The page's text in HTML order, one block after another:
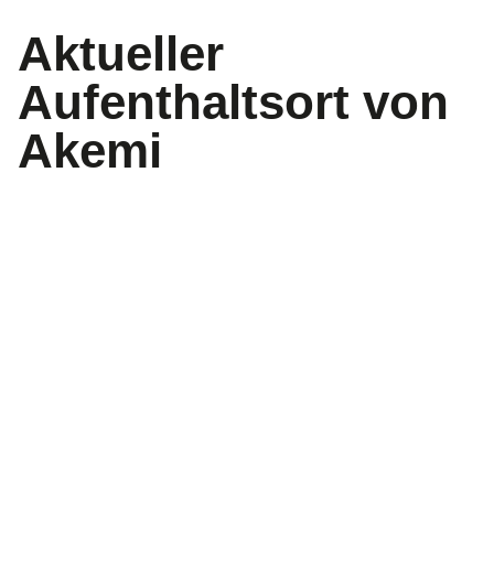
Aktueller
Aufenthaltsort von
Akemi